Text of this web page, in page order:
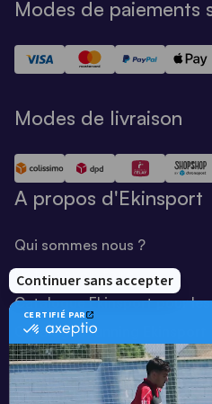
Modes de paiements
Modes de livraison
A propos d'Ekinsport
Qui sommes nous ?
Notre savoir-faire
Catalogue Ekinsport pour
Catalogue running Ekinsport
Blog
Une société de :